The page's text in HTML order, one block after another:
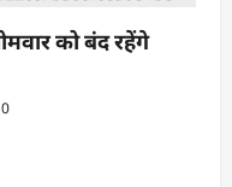
को बंद रहेंगे
0